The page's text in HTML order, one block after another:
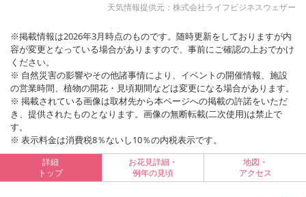
天気情報提供元：株式会社ライフビジネスウェザー
※掲載情報は2026年3月時点のものです。随時更新をしておりますが内
容が変更となっている場合がありますので、事前にご確認の上おでかけ
ください。
※ 自然災害の影響やその他諸事情により、イベントの開催情報、施設
の営業時間、植物の開花・見頃期間などは変更になる場合があります。
※ 掲載されている画像は取材先から本ページへの掲載の許諾をいただ
き、提供されたものとなります。画像の無断転載(二次使用)は禁止で
す。
※ 表示料金は消費税8％ないし10％の内税表示です。
詳細
トップ
お花見詳細・
例年の見頃
地図・
アクセス